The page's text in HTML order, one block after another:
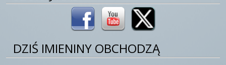
DZIŚ IMIENINY OBCHODZĄ